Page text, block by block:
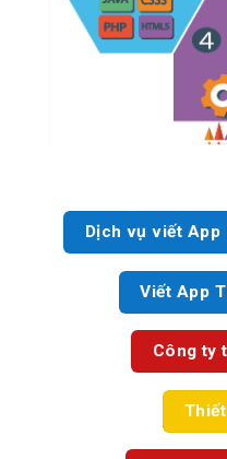
Dịch vụ viết App
Viết App
Công ty